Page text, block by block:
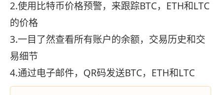
2.使用比特币价格预警，来跟踪BTC，ETH和LTC
的价格
3.一目了然查看所有账户的余额，交易历史和交
易细节
4.通过电子邮件，QR码发送BTC，ETH和LTC